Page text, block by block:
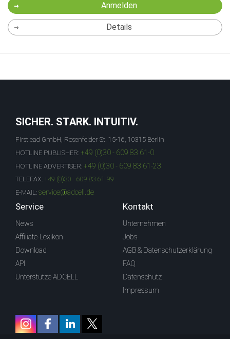
Anmelden
Details
SICHER. STARK. INTUITIV.
Firstlead GmbH, Rosenfelder St. 15-16, 10315 Berlin
HOTLINE PUBLISHER: +49 (0)30 - 609 83 61-0
HOTLINE ADVERTISER: +49 (0)30 - 609 83 61-23
TELEFAX: +49 (0)30 - 609 83 61-99
E-MAIL: service@adcell.de
Service
News
Affiliate-Lexikon
Download
API
Unterstütze ADCELL
Kontakt
Unternehmen
Jobs
AGB & Datenschutzerklärung
FAQ
Datenschutz
Impressum